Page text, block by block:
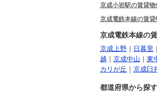
京成小岩駅の賃貸物
京成電鉄本線の賃
京成電鉄本線の
京成上野 ｜ 日暮里 ｜
越 ｜ 京成中山 ｜ 東
カリが丘 ｜ 京成臼
都道府県から探